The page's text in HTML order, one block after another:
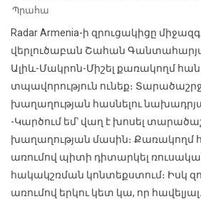
Պրահա
Radar Armenia-ի զրուցակիցը
վերլուծաբան Շահան
Ալիև-Մակրոն-Միշել քառակողմ
տպավորություն ունեք։
խաղաղության հասնելու
-Կարծում եմ՝ վաղ է խոսել
խաղաղության մասին։ Քառակողմ
առումով պիտի դիտարկել
հակակշռման կոնտեքստում։ Իսկ
առումով երկու կետ կա, որ հավելյալ...